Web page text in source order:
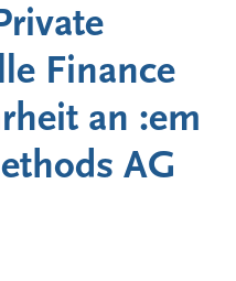
Finance
an :em
AG